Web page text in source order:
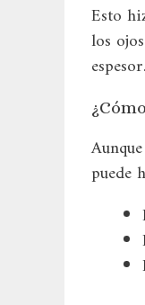
Esto
los
puede